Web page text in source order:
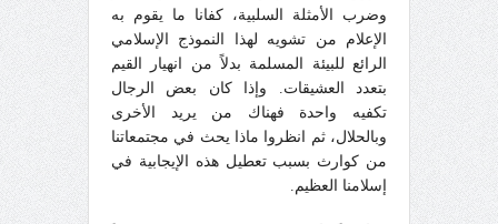
وضرب الأمثلة السلبية، كفانا ما يقوم به
الإعلام من تشويه لهذا النموذج الإسلامي
الرائع للبيئة المسلمة بدلاً من انهيار القيم
بتعدد العشيقات. وإذا كان بعض الرجال
تكفيه واحدة فهناك من يريد الأخرى
وبالحلال، ثم انظروا ماذا يحث في مجتمعاتنا
من كوارث بسبب تعطيل هذه الإيجابية في
إسلامنا العظيم.